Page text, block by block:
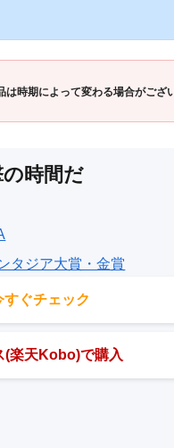
は時期によって変わる場合がござ
の時間だ
タジア大賞・金賞
ぐチェック
(楽天Kobo)で購入